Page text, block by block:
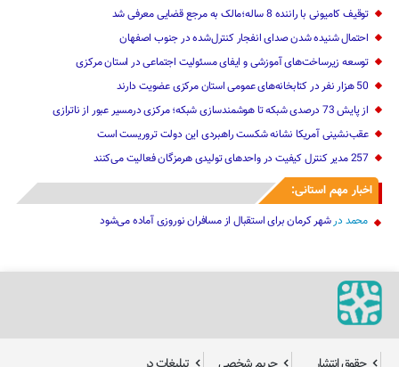
توقیف کامیونی با راننده 8 ساله؛مالک به مرجع قضایی معرفی شد
احتمال شنیده شدن صدای انفجار کنترل‌شده در جنوب اصفهان
توسعه زیرساخت‌های آموزشی و ایفای مسئولیت اجتماعی در استان مرکزی
50 هزار نفر در کتابخانه‌های عمومی استان مرکزی عضویت دارند
از پایش 73 درصدی شبکه تا هوشمندسازی شبکه؛ مرکزی درمسیر عبور از ناترازی
عقب‌نشینی آمریکا نشانه شکست راهبردی این دولت تروریست است
257 مدیر کنترل کیفیت در واحدهای تولیدی هرمزگان فعالیت می‌کنند
اخبار مهم استانی:
محمد درشهر کرمان برای استقبال از مسافران نوروزی آماده می‌شود